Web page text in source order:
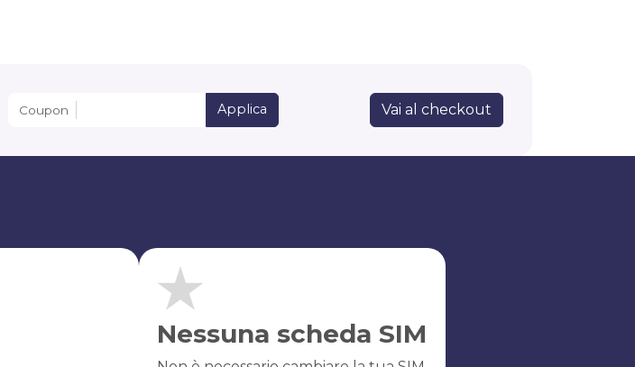
Coupon Applica Vai al checkout
Nessuna scheda SIM